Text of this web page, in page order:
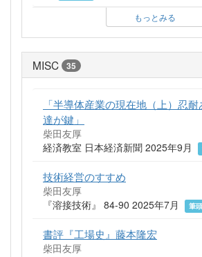
もっとみる
MISC 35
「半導体産業の現在地（上）忍
達が鍵」
柴田友厚
経済教室 日本経済新聞 2025年9月
技術経営のすすめ
柴田友厚
『溶接技術』 84-90 2025年7月
筆
書評『工場史』藤本隆宏
柴田友厚